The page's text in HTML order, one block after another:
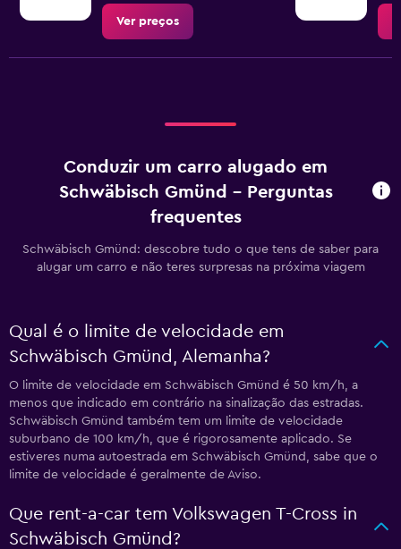
Ver preços
Conduzir um carro alugado em
Schwäbisch Gmünd - Perguntas
frequentes
Schwäbisch Gmünd: descobre tudo o que tens de saber para
alugar um carro e não teres surpresas na próxima viagem
Qual é o limite de velocidade em
Schwäbisch Gmünd, Alemanha?
O limite de velocidade em Schwäbisch Gmünd é 50 km/h, a
menos que indicado em contrário na sinalização das estradas.
Schwäbisch Gmünd também tem um limite de velocidade
suburbano de 100 km/h, que é rigorosamente aplicado. Se
estiveres numa autoestrada em Schwäbisch Gmünd, sabe que o
limite de velocidade é geralmente de Aviso.
Que rent-a-car tem Volkswagen T-Cross in
Schwäbisch Gmünd?